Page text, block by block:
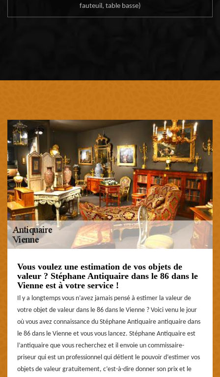
fauteuil, table basse)
Vous voulez une estimation de vos objets de
valeur ? Stéphane Antiquaire dans le 86 dans le
Vienne est à votre service !
Il y a longtemps vous n’avez jamais pensé à estimer la valeur de
votre objet de valeur dans le 86 dans le Vienne ? Voici venu le jour
où vous avez connaissance du Stéphane Antiquaire antiquaire dans
le 86 dans le Vienne et vous vous lancez. Stéphane Antiquaire est
l’antiquaire que vous recherchez et il envoie un commissaire-
priseur qui est un professionnel qui détient le pouvoir d’estimer vos
objets de valeur gratuitement, c’est-à-dire donner son prix et le